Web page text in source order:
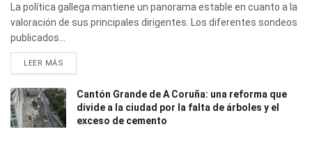
La política gallega mantiene un panorama estable en cuanto a la
valoración de sus principales dirigentes. Los diferentes sondeos
publicados...
LEER MÁS
Cantón Grande de A Coruña: una reforma que
divide a la ciudad por la falta de árboles y el
exceso de cemento